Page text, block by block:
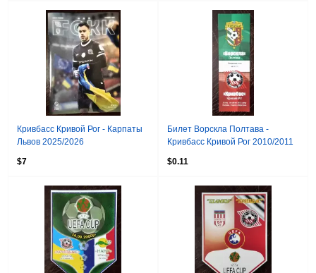
Кривбасс Кривой Рог - Карпаты
Львов 2025/2026
$7
Билет Ворскла Полтава -
Кривбасс Кривой Рог 2010/2011
$0.11